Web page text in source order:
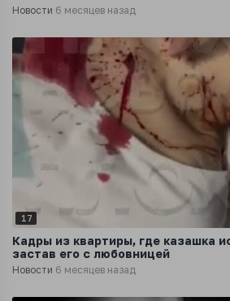
Новости 6 месяцев назад
17
Кадры из квартиры, где казашка
застав его с любовницей
Новости 6 месяцев назад